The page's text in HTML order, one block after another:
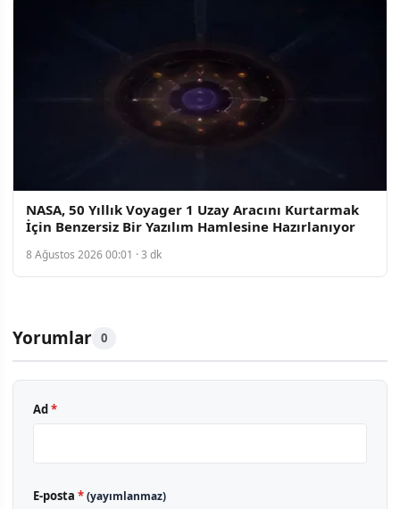
NASA, 50 Yıllık Voyager 1 Uzay Aracını Kurtarmak
İçin Benzersiz Bir Yazılım Hamlesine Hazırlanıyor
8 Ağustos 2026 00:01 · 3 dk
Yorumlar 0
Ad*
E-posta *(yayımlanmaz)